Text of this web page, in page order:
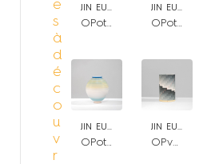
e
s
à
d
é
c
o
u
v
r
JIN EUI KIM
OPot-Virtual Curve 3
JIN EUI KIM
OPot-Virtual Curve 2
JIN EUI KIM
OPot-Virtual Curve 1
JIN EUI KIM
OPverse Cylindrical form with Blocks